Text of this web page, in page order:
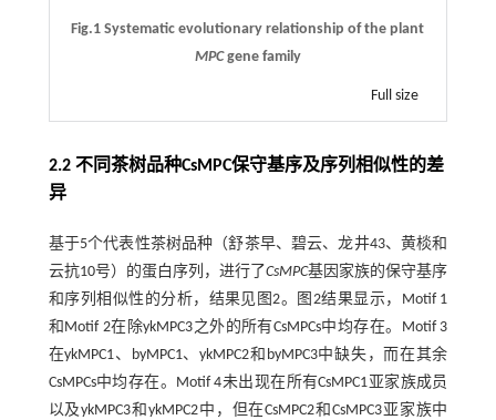
Fig.1 Systematic evolutionary relationship of the plant
MPCgene family
Full size
2.2 不同茶树品种CsMPC保守基序及序列相似性的差
异
基于5个代表性茶树品种（舒茶早、碧云、龙井43、黄棪和
云抗10号）的蛋白序列，进行了CsMPC基因家族的保守基序
和序列相似性的分析，结果见图2。图2结果显示，Motif 1
和Motif 2在除ykMPC3之外的所有CsMPCs中均存在。Motif 3
在ykMPC1、byMPC1、ykMPC2和byMPC3中缺失，而在其余
CsMPCs中均存在。Motif 4未出现在所有CsMPC1亚家族成员
以及ykMPC3和ykMPC2中，但在CsMPC2和CsMPC3亚家族中